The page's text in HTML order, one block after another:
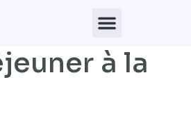
à la